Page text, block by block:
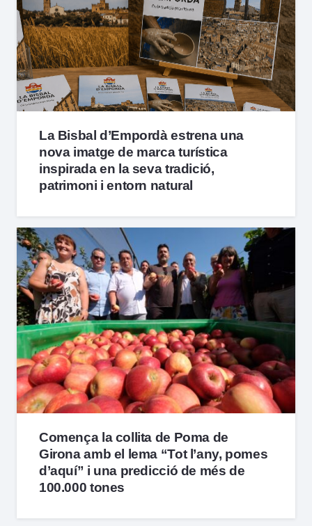
La Bisbal d’Empordà estrena una
nova imatge de marca turística
inspirada en la seva tradició,
patrimoni i entorn natural
Comença la collita de Poma de
Girona amb el lema “Tot l’any, pomes
d’aquí” i una predicció de més de
100.000 tones